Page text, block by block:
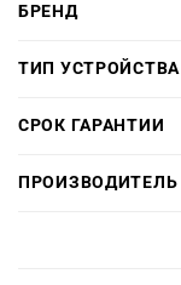
БРЕНД
ТИП УСТРОЙСТВА
СРОК ГАРАНТИИ
ПРОИЗВОДИТЕЛЬ